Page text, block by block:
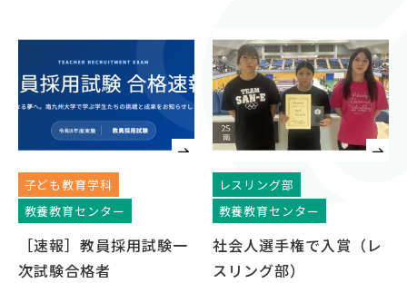
対象者別
受験生の方
保護者の方
高校教員の方
在学生・教職員の方
子ども教育学科
教養教育センター
［速報］教員採用試験一
次試験合格者
レスリング部
教養教育センター
社会人選手権で入賞（レ
スリング部）